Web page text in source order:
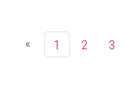
« 1 2 3